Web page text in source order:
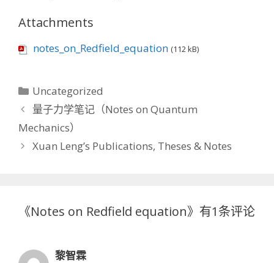
Attachments
notes_on_Redfield_equation (112 kB)
分
类
Uncategorized
量子力学笔记（Notes on Quantum
Mechanics）
Xuan Leng’s Publications, Theses & Notes
《Notes on Redfield equation》有1条评论
黎智霖